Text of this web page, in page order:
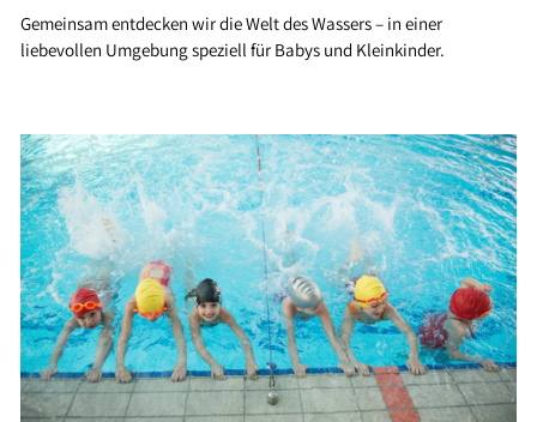
Gemeinsam entdecken wir die Welt des Wassers – in einer
liebevollen Umgebung speziell für Babys und Kleinkinder.